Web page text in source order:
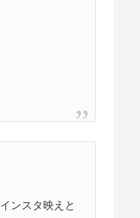
ンスタ映えと